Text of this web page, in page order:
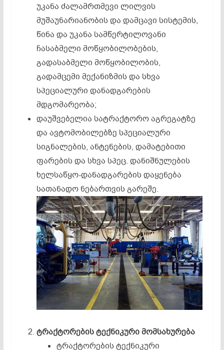
უკანა ძალამრთმევი ლილვის
მუშაუნარიანობის და დამცავი სისტემის,
წინა და უკანა სამწერტილოვანი
ჩასაბმელი მოწყობილობების,
გადასაბმელი მოწყობილობის,
გადამცემი მექანიზმის და სხვა
სპეციალური დანადგარების
მდგომარეობა;
დაუშვებელია სატრაქტორო აგრეგატზე
და ავტომობილებზე სპეციალური
სიგნალების, ანტენების, დამატებითი
ფარების და სხვა სპეც. დანიშნულების
ხელსაწყო-დანადგარების დაყენება
სათანადო ნებართვის გარეშე.
ტრაქტორებისტექნიკურიმომსახურება
ტრაქტორების ტექნიკური